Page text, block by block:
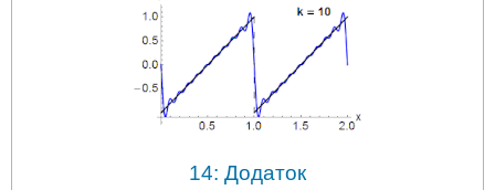
14: Додаток